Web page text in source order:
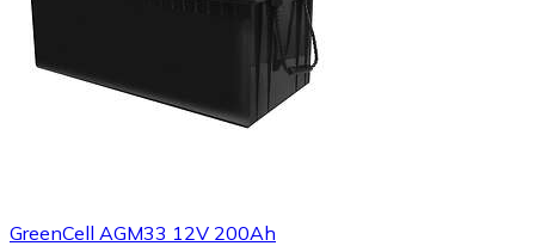
GreenCell AGM33 12V 200Ah